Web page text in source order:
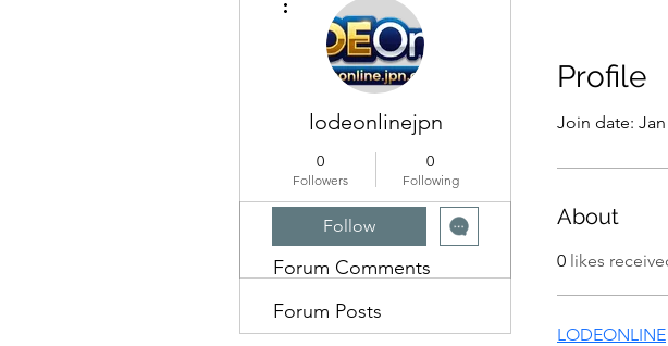
Profile
Join date: Jan
About
0 likes
LODEONLINE
lodeonlinejpn
0
Followers
0
Following
Follow
Profile
Forum Comments
Forum Posts